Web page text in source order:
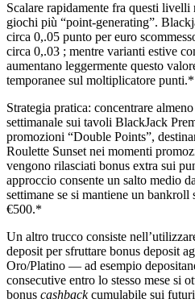
Scalare rapidamente fra questi livelli
giochi più “point‑generating”.
circa 0,.05 punto per euro
circa 0,.03 ; mentre varianti estive
aumentano leggermente questo
temporanee sul moltiplicatore punti.*
Strategia pratica: concentrare
settimanale sui tavoli BlackJack
promozioni “Double Points”,
Roulette Sunset nei momenti
vengono rilasciati bonus extra sui
approccio consente un salto medio
settimane se si mantiene un bankroll
€500.*
Un altro trucco consiste
deposit​​​​​​​​​​​​​ ​per sfruttare bonus deposit
Oro/Platino — ad esempio
consecutive entro lo stesso mese si
bonus cashbackcumulabile sui